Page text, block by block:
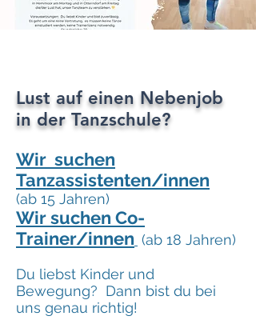
Lust auf einen Nebenjob
in der Tanzschule?
Wir suchen
Tanzassistenten/innen
(ab 15 Jahren)
Wir suchen Co-
Trainer/innen (ab 18 Jahren)
Du liebst Kinder und
Bewegung? Dann bist du bei
uns genau richtig!